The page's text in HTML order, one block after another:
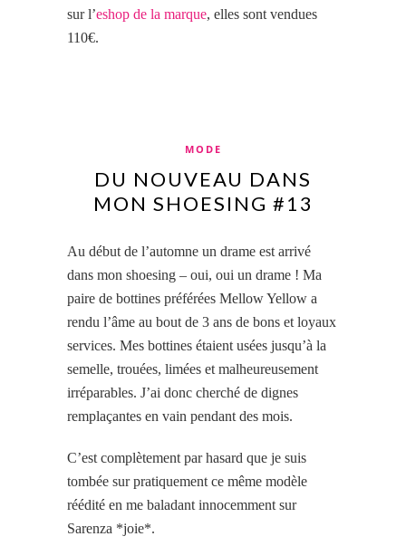
sur l’eshop de la marque, elles sont vendues
110€.
MODE
DU NOUVEAU DANS
MON SHOESING #13
Au début de l’automne un drame est arrivé
dans mon shoesing – oui, oui un drame ! Ma
paire de bottines préférées Mellow Yellow a
rendu l’âme au bout de 3 ans de bons et loyaux
services. Mes bottines étaient usées jusqu’à la
semelle, trouées, limées et malheureusement
irréparables. J’ai donc cherché de dignes
remplaçantes en vain pendant des mois.
C’est complètement par hasard que je suis
tombée sur pratiquement ce même modèle
réédité en me baladant innocemment sur
Sarenza *joie*.